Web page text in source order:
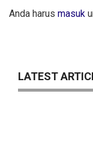
Anda harus masuk
LATEST